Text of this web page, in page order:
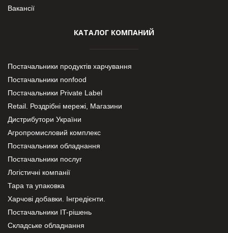
Вакансії
КАТАЛОГ КОМПАНИЙ
Постачальники продуктів харчування
Постачальники nonfood
Постачальники Private Label
Retail. Роздрібні мережі, Магазини
Дистрибутори України
Агропромисловий комплекс
Постачальники обладнання
Постачальники послуг
Логістичні компанії
Тара та упаковка
Харчові добавки. Інгредієнти.
Постачальники IT-рішень
Складське обладнання